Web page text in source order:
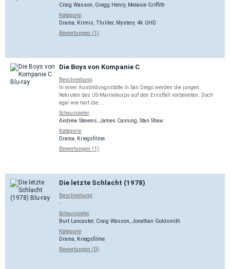
Craig Wasson
Gregg Henry, Melanie Griffith
Kategorie
Drama
Krimis Thriller, Mystery, 4k UHD
Bewertungen (1)
Die Boys von Kompanie C
Beschreibung
In einer Ausbildungsstätte in San Diego werden die jungen
Rekruten des US-Marinekorps auf den Ernstfall vorbereiten. Doch
egal wie hart die ...
Schauspieler
Andrew Stevens James Canning Stan Shaw
Kategorie
Drama
Kriegsfilme
Bewertungen (1)
Die letzte Schlacht (1978)
Beschreibung
-
Schauspieler
Burt Lancaster, Craig Wasson Jonathan Goldsmith
Kategorie
Drama
Kriegsfilme
Bewertungen (0)